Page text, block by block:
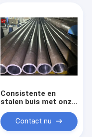
Consistente en
stalen buis met onze
strakke tolerantie
naadloze
mechanische buis
Contact nu